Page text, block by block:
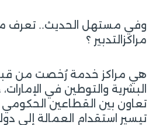
وفي مستهل الحديث.. تعرف
مراكزالتدبير ؟
هي مراكز خدمة رُخصت من قبل
البشرية والتوطين في
تعاون بين القطاعين
تيسير استقدام العمالة إلى